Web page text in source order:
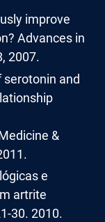
improve
Advances in
2007.
serotonin and
&
e
artrite
30. 2010.